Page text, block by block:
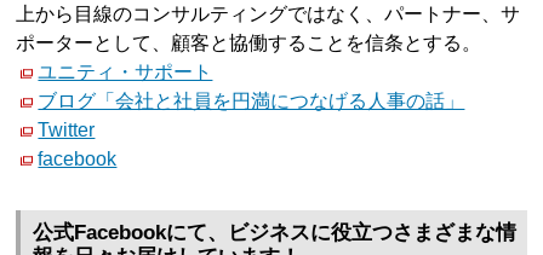
上から目線のコンサルティングではなく、パートナー、サ
ポーターとして、顧客と協働することを信条とする。
ユニティ・サポート
ブログ「会社と社員を円満につなげる人事の話」
Twitter
facebook
公式Facebookにて、ビジネスに役立つさまざまな情